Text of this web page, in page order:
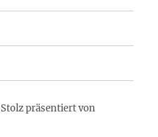
Stolz präsentiert von